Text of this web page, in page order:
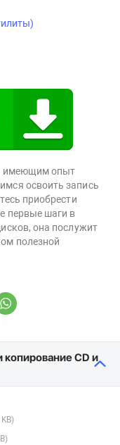
имеющим опыт
освоить запись
приобрести
первые шаги в
она послужит
полезной
копирование CD и